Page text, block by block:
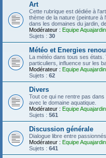
Art
Cette rubrique est dédiée à
thème de la nature (peinture à
dans les domaines du jardin,
Modérateur : Equipe Aquajardin
Sujets : 30
Météo et Energies
La météo dans tous ses
particuliers, influence sur les
Modérateur : Equipe Aquajardin
Sujets : 62
Divers
Tout ce qui ne rentre pas
avec le domaine aquatique.
Modérateur : Equipe Aquajardin
Sujets : 561
Discussion générale
Dialogue libre entre passionnés
Modérateur : Equipe Aquajardin
Sujets : 641